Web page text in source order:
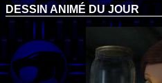
07/08/2026 -Ajout d'un dessin animé
Ajout du dessin animé Agent Spécial
17/07/2026 -Ajout d'un dessin animé
Ajout du dessin animé Peter Pan
17/07/2026 -
Ajout d'un dessin animé
Ajout du dessin animé Le Bossu de
DESSIN ANIMÉ DU JOUR